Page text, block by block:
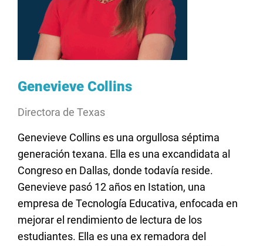
Genevieve Collins
Directora de Texas
Genevieve Collins es una orgullosa séptima
generación texana. Ella es una excandidata al
Congreso en Dallas, donde todavía reside.
Genevieve pasó 12 años en Istation, una
empresa de Tecnología Educativa, enfocada en
mejorar el rendimiento de lectura de los
estudiantes. Ella es una ex remadora del